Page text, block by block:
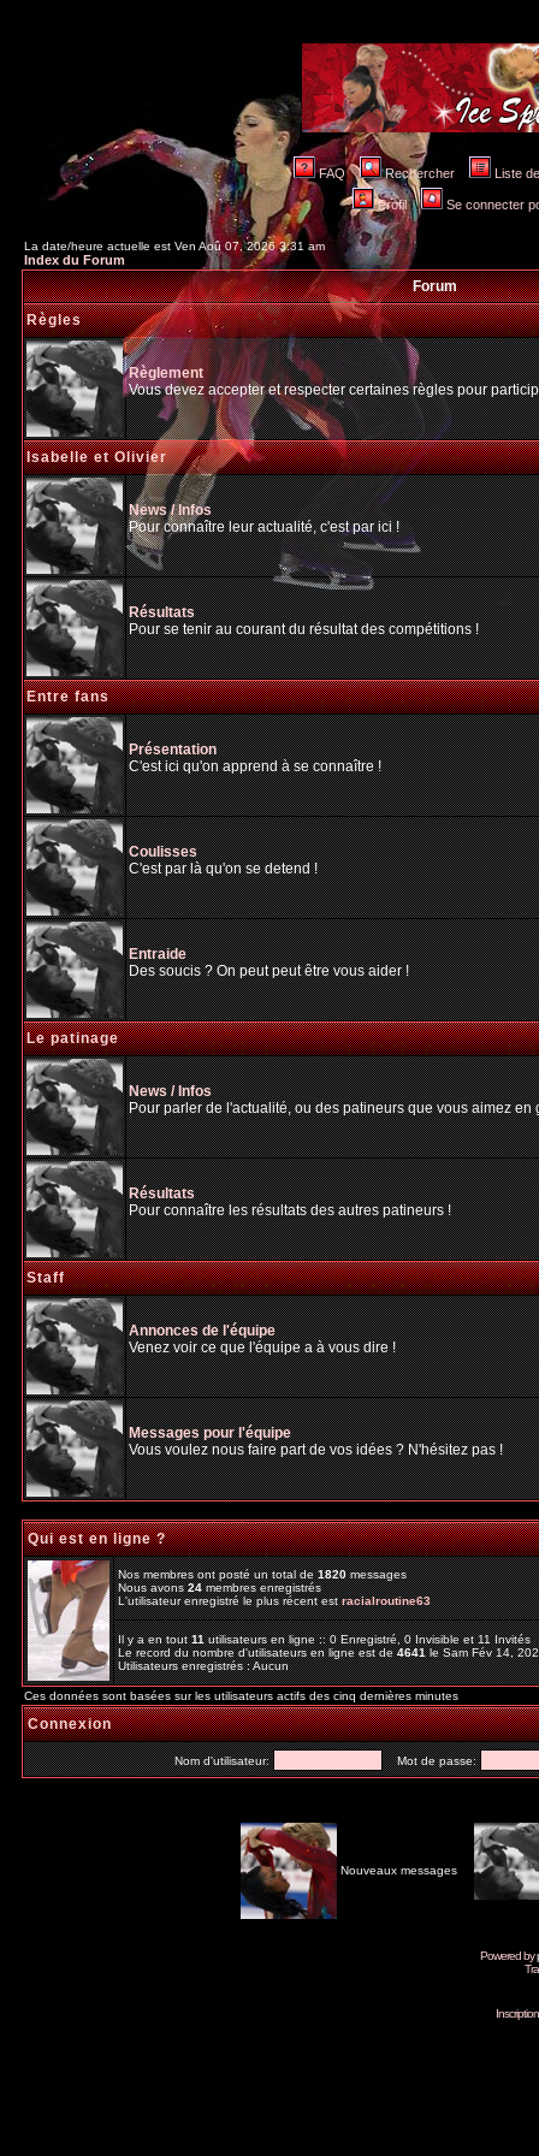
FAQ Rechercher Liste
Profil Se connecter
La date/heure actuelle est Ven Aoû 07, 2026 3:31 am
Index du Forum
Forum
Règles
Règlement
Vous devez accepter et respecter certaines règles pour
Isabelle et Olivier
News / Infos
Pour connaître leur actualité, c'est par ici !
Résultats
Pour se tenir au courant du résultat des compétitions !
Entre fans
Présentation
C'est ici qu'on apprend à se connaître !
Coulisses
C'est par là qu'on se detend !
Entraide
Des soucis ? On peut peut être vous aider !
Le patinage
News / Infos
Pour parler de l'actualité, ou des patineurs que vous aimez
Résultats
Pour connaître les résultats des autres patineurs !
Staff
Annonces de l'équipe
Venez voir ce que l'équipe a à vous dire !
Messages pour l'équipe
Vous voulez nous faire part de vos idées ? N'hésitez pas !
Qui est en ligne ?
Nos membres ont posté un total de1820messages
Nous avons24membres enregistrés
L'utilisateur enregistré le plus récent estracialroutine63
Il y a en tout11utilisateurs en ligne :: 0 Enregistré, 0 Invisible et 11
Le record du nombre d'utilisateurs en ligne est de4641le Sam Fév 14,
Utilisateurs enregistrés : Aucun
Ces données sont basées sur les utilisateurs actifs des cinq dernières minutes
Connexion
Nom d'utilisateur: Mot de passe:
Nouveaux messages
Powered by